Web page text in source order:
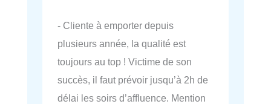
- Cliente à emporter depuis
plusieurs année, la qualité est
toujours au top ! Victime de son
succès, il faut prévoir jusqu’à 2h de
délai les soirs d’affluence. Mention